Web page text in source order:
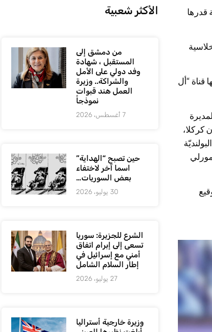
جائزة مالية قدرها
قناة “أل
كركلا،
البولنديّة
الأكثر شعبية
من دمشق إلى
المستقبل ، شهادة
وفد دولي على الأمل
والشراكة.. وزيرة
العمل هند قبوات
نموذجاً
7 أغسطس، 2026
حين تصبح “الهداية”
اسما آخر لاختفاء
بعض السوريات…
30 يوليو، 2026
الشرع للجزيرة: سوريا
تسعى إلى إبرام اتفاق
أمني مع إسرائيل في
إطار السلام الشامل
27 يوليو، 2026
وزيرة خارجية أستراليا